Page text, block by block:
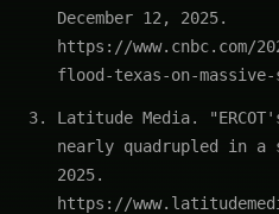
December 12, 2025.
https://www.cnbc.com/
flood-texas-on-
Latitude Media.
nearly quadrupled in a
2025.
https://